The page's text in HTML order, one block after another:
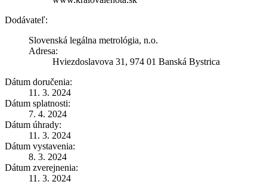
Dodávateľ:
Slovenská legálna metrológia, n.o.
Adresa:
Hviezdoslavova 31, 974 01 Banská Bystrica
Dátum doručenia:
11. 3. 2024
Dátum splatnosti:
7. 4. 2024
Dátum úhrady:
11. 3. 2024
Dátum vystavenia:
8. 3. 2024
Dátum zverejnenia:
11. 3. 2024